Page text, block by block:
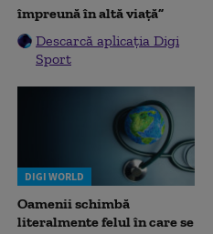
împreună în altă viață”
Descarcă aplicația Digi
Sport
DIGI WORLD
Oamenii schimbă
literalmente felul în care se